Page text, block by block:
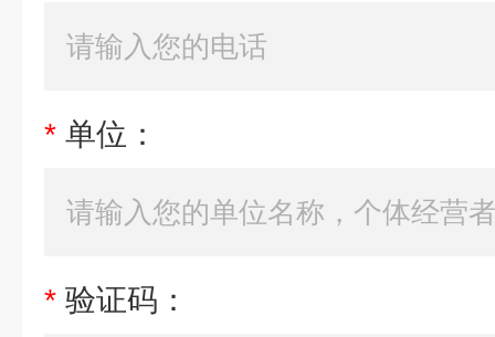
* 单位：
* 验证码：